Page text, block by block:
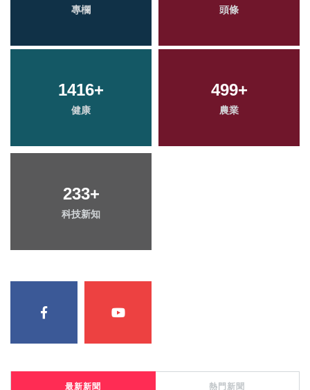
專欄 頭條
1416+
健康
499+
農業
233+
科技新知
最新新聞 熱門新聞